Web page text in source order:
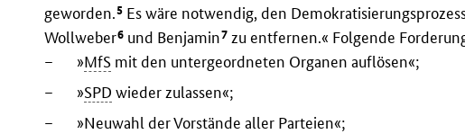
geworden.5 Es wäre notwendig, den
Wollweber6 und Benjamin7 zu entfernen.« Folgende
–
»MfS mit den untergeordneten Organen auflösen«;
–
»SPD wieder zulassen«;
–
»Neuwahl der Vorstände aller Parteien«;